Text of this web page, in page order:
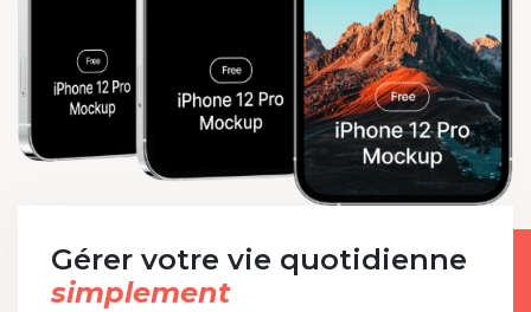
Gérer votre vie quotidienne
simplement